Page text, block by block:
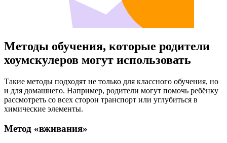
Методы обучения, которые родители
хоумскулеров могут использовать
Такие методы подходят не только для классного обучения, но
и для домашнего. Например, родители могут помочь ребёнку
рассмотреть со всех сторон транспорт или углубиться в
химические элементы.
Метод «вживания»